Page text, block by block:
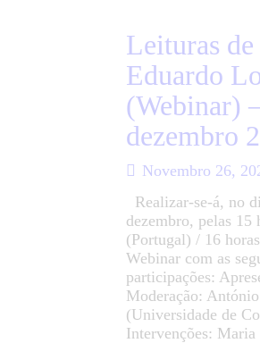
Leituras de
Eduardo
(Webinar)
dezembro
Novembro 26,
Realizar-se-á, no
dezembro, pelas 15
(Portugal) / 16
Webinar com as
participações:
Moderação:
(Universidade de
Intervenções: